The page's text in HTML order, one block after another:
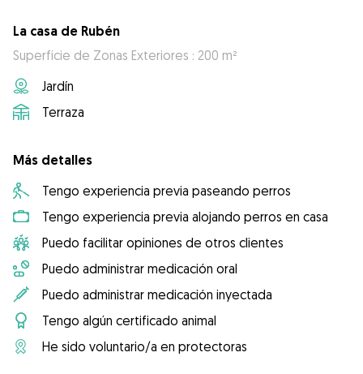
La casa de Rubén
Superficie de Zonas Exteriores : 200 m²
Jardín
Terraza
Más detalles
Tengo experiencia previa paseando perros
Tengo experiencia previa alojando perros en casa
Puedo facilitar opiniones de otros clientes
Puedo administrar medicación oral
Puedo administrar medicación inyectada
Tengo algún certificado animal
He sido voluntario/a en protectoras